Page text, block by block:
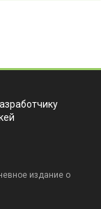
издание о